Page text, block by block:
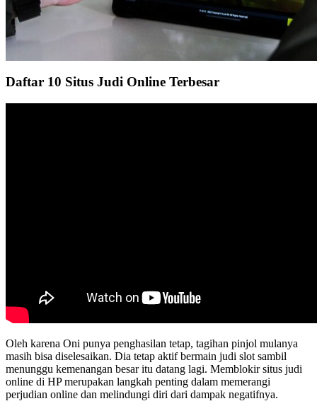
Daftar 10 Situs Judi Online Terbesar
Oleh karena Oni punya penghasilan tetap, tagihan pinjol mulanya
masih bisa diselesaikan. Dia tetap aktif bermain judi slot sambil
menunggu kemenangan besar itu datang lagi. Memblokir situs judi
online di HP merupakan langkah penting dalam memerangi
perjudian online dan melindungi diri dari dampak negatifnya.